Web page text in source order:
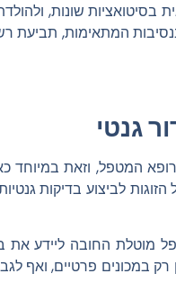
בסיטואציות שונות,
המתאימות, תביעת
גנטי
המטפל, וזאת במיוחד
לביצוע בדיקות
מוטלת החובה ליידע את
במכונים פרטיים, ואף